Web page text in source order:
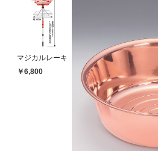
マジカルレーキ
￥6,800